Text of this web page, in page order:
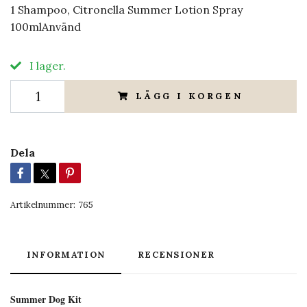
1 Shampoo, Citronella Summer Lotion Spray
100mlAnvänd
I lager.
LÄGG I KORGEN
Dela
Artikelnummer: 765
INFORMATION RECENSIONER
Summer Dog Kit